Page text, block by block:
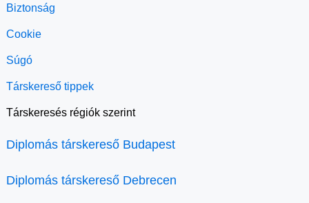
Biztonság
Cookie
Súgó
Társkereső tippek
Társkeresés régiók szerint
Diplomás társkereső Budapest
Diplomás társkereső Debrecen